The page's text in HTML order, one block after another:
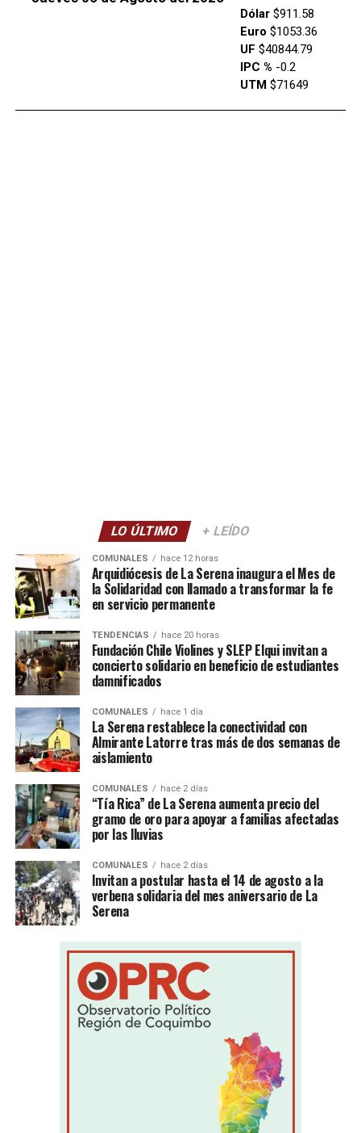
Dólar$911.58
Euro $1053.36
UF $40844.79
IPC % -0.2
UTM $71649
LO ÚLTIMO + LEÍDO
COMUNALES hace 12 horas
Arquidiócesis de La Serena inaugura el Mes de
la Solidaridad con llamado a transformar la fe
en servicio permanente
TENDENCIAS hace 20 horas
Fundación Chile Violines y SLEP Elqui invitan a
concierto solidario en beneficio de estudiantes
damnificados
COMUNALES hace 1 día
La Serena restablece la conectividad con
Almirante Latorre tras más de dos semanas de
aislamiento
COMUNALES hace 2 días
“Tía Rica” de La Serena aumenta precio del
gramo de oro para apoyar a familias afectadas
por las lluvias
COMUNALES hace 2 días
Invitan a postular hasta el 14 de agosto a la
verbena solidaria del mes aniversario de La
Serena